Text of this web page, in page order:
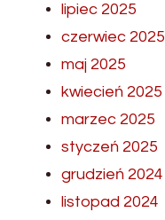
lipiec 2025
czerwiec 2025
maj 2025
kwiecień 2025
marzec 2025
styczeń 2025
grudzień 2024
listopad 2024